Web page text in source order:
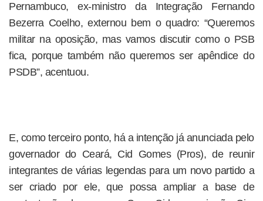
Pernambuco, ex-ministro da Integração Fernando
Bezerra Coelho, externou bem o quadro: “Queremos
militar na oposição, mas vamos discutir como o PSB
fica, porque também não queremos ser apêndice do
PSDB”, acentuou.
E, como terceiro ponto, há a intenção já anunciada pelo
governador do Ceará, Cid Gomes (Pros), de reunir
integrantes de várias legendas para um novo partido a
ser criado por ele, que possa ampliar a base de